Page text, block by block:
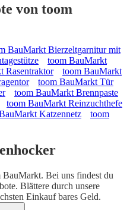
von toom
BauMarkt Bierzeltgarnitur mit
toom BauMarkt
Rasentraktor
toom BauMarkt
toom BauMarkt Tür
toom BauMarkt Brennpaste
toom BauMarkt Reinzuchthefe
Katzennetz
toom
Bei uns findest du
Blättere durch unsere
Einkauf bares Geld.